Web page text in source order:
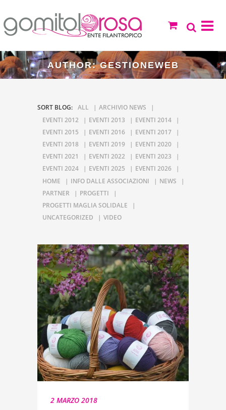
AUTHOR: GESTIONEWEB
SORT BLOG: ALL
ARCHIVIO NEWS
EVENTI 2012
EVENTI 2013
EVENTI 2014
EVENTI 2015
EVENTI 2016
EVENTI 2017
EVENTI 2018
EVENTI 2019
EVENTI 2020
EVENTI 2021
EVENTI 2022
EVENTI 2023
EVENTI 2024
EVENTI 2025
EVENTI 2026
HOME
INFO DALLE ASSOCIAZIONI
NEWS
PARTNER
PROGETTI
PROGETTI MAGLIA SOLIDALE
UNCATEGORIZED
VIDEO
2 MARZO 2018